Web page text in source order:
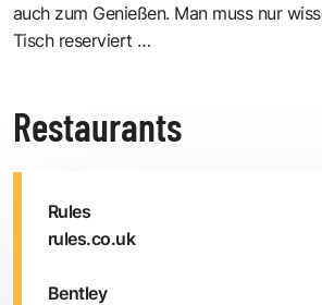
auch zum Genießen. Man muss nur
Tisch reserviert …
Restaurants
Rules
rules.co.uk
Bentley